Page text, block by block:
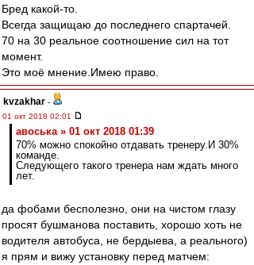
Бред какой-то.
Всегда защищаю до последнего спартачей.
70 на 30 реальное соотношение сил на тот
момент.
Это моё мнение.Имею право.
kvzakhar -
01 окт 2018 02:01
авоська » 01 окт 2018 01:39
70% можно спокойно отдавать тренеру.И 30%
команде.
Следующего такого тренера нам ждать много
лет.
да фобами бесполезно, они на чистом глазу
просят бушманова поставить, хорошо хоть не
водителя автобуса, не бердыева, а реального)
я прям и вижу установку перед матчем: